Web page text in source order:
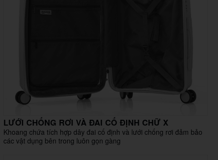
LƯỚI CHỐNG RƠI VÀ ĐAI CỐ ĐỊNH CHỮ X
Khoang chứa tích hợp dây đai cố định và lưới chống rơi đảm bảo
các vật dụng bên trong luôn gọn gàng